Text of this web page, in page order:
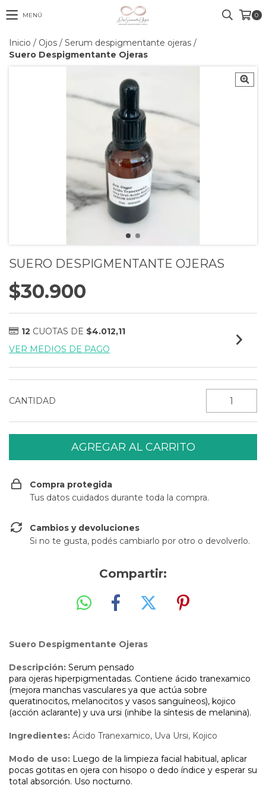
MENÚ 0
Inicio / Ojos / Serum despigmentante ojeras /
Suero Despigmentante Ojeras
SUERO DESPIGMENTANTE OJERAS
$30.900
12 CUOTAS DE $4.012,11
VER MEDIOS DE PAGO
CANTIDAD
Compra protegida
Tus datos cuidados durante toda la compra.
Cambios y devoluciones
Si no te gusta, podés cambiarlo por otro o devolverlo.
Compartir:
Suero Despigmentante Ojeras
Descripción: Serum pensado
para ojeras hiperpigmentadas. Contiene ácido tranexamico
(mejora manchas vasculares ya que actúa sobre
queratinocitos, melanocitos y vasos sanguíneos), kojico
(acción aclarante) y uva ursi (inhibe la síntesis de melanina).
Ingredientes: Ácido Tranexamico, Uva Ursi, Kojico
Modo de uso: Luego de la limpieza facial habitual, aplicar
pocas gotitas en ojera con hisopo o dedo índice y esperar su
total absorción. Uso nocturno.